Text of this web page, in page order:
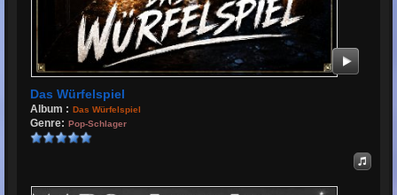
Das Würfelspiel
Album : Das Würfelspiel
Genre: Pop-Schlager